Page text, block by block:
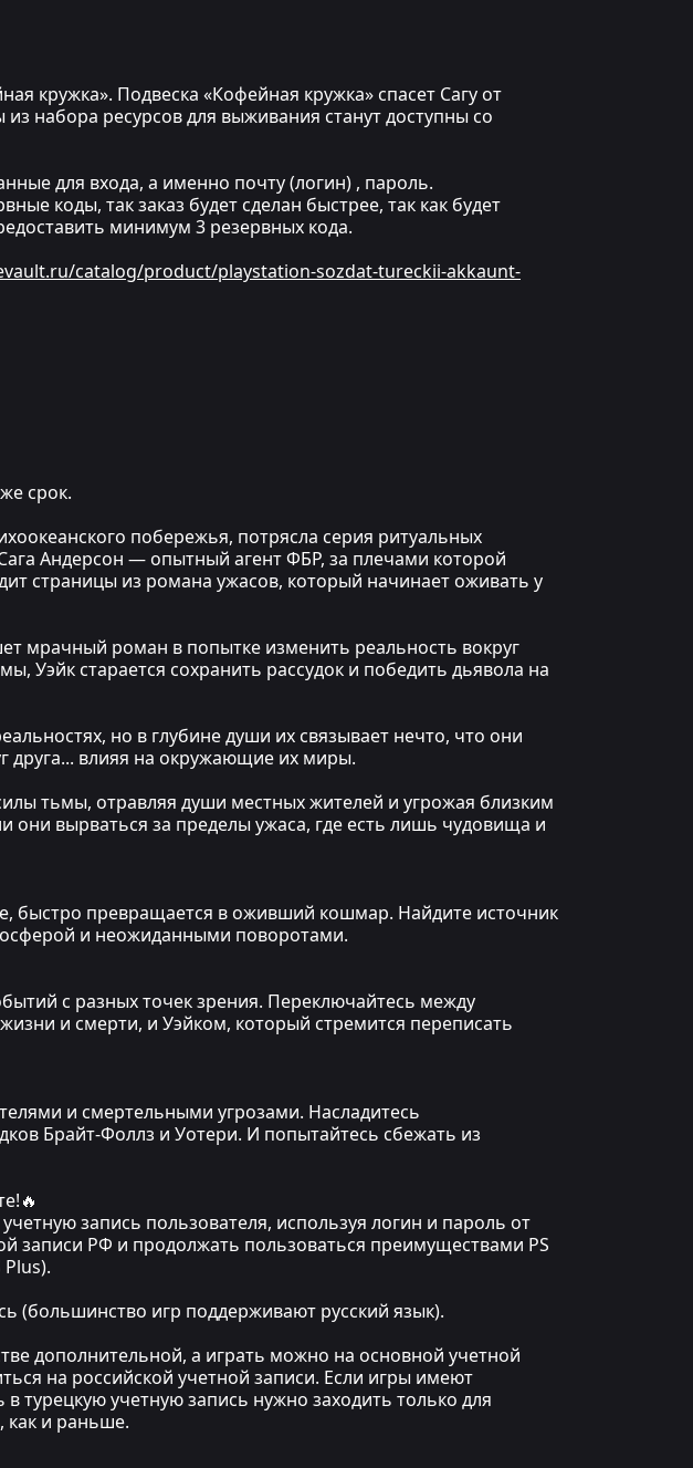
кружка». Подвеска «Кофейная кружка» спасет Сагу от
набора ресурсов для выживания станут доступны со
для входа, а именно почту (логин) , пароль.
коды, так заказ будет сделан быстрее, так как будет
минимум 3 резервных кода.
catalog/product/playstation-sozdat-tureckii-akkaunt-
срок.
побережья, потрясла серия ритуальных
Андерсон — опытный агент ФБР, за плечами которой
страницы из романа ужасов, который начинает оживать у
мрачный роман в попытке изменить реальность вокруг
Уэйк старается сохранить рассудок и победить дьявола на
но в глубине души их связывает нечто, что они
друга... влияя на окружающие их миры.
тьмы, отравляя души местных жителей и угрожая близким
вырваться за пределы ужаса, где есть лишь чудовища и
быстро превращается в оживший кошмар. Найдите источник
и неожиданными поворотами.
с разных точек зрения. Переключайтесь между
и смерти, и Уэйком, который стремится переписать
и смертельными угрозами. Насладитесь
Брайт-Фоллз и Уотери. И попытайтесь сбежать из
запись пользователя, используя логин и пароль от
записи РФ и продолжать пользоваться преимуществами PS
(большинство игр поддерживают русский язык).
дополнительной, а играть можно на основной учетной
на российской учетной записи. Если игры имеют
турецкую учетную запись нужно заходить только для
как и раньше.